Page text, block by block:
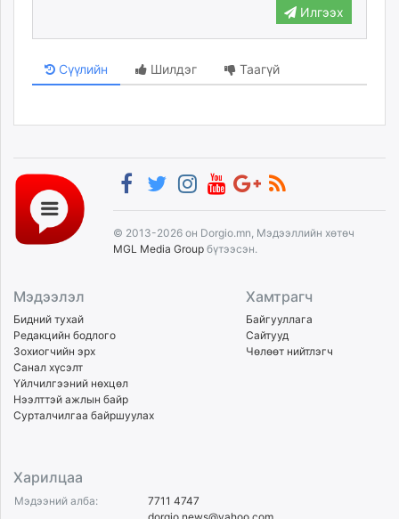
unread.today
Илгээх
Сүүлийн Шилдэг Таагүй
© 2013-2026 он Dorgio.mn, Мэдээллийн хөтөч
MGL Media Group бүтээсэн.
Мэдээлэл
Бидний тухай
Редакцийн бодлого
Зохиогчийн эрх
Санал хүсэлт
Үйлчилгээний нөхцөл
Нээлттэй ажлын байр
Сурталчилгаа байршуулах
Хамтрагч
Байгууллага
Сайтууд
Чөлөөт нийтлэгч
Харилцаа
Мэдээний алба:
7711 4747